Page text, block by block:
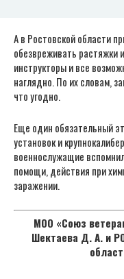
А в Ростовской области
обезвреживать растяжки
инструкторы и все
наглядно. По их словам,
что угодно.
Еще один обязательный
установок и
военнослужащие
помощи, действия при
заражении.
МОО «Союз
Шектаева Д. А. и